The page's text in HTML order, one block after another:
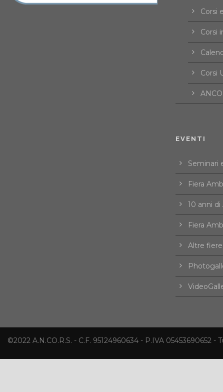
Corsi
Corsi
Corsi
EVENTI
Seminari
Fiera
10 anni di
Fiera
Altre fiere
©2022 A.N.CO.R.S. - C.F. 95124960634 - P.IVA 05453690652 -